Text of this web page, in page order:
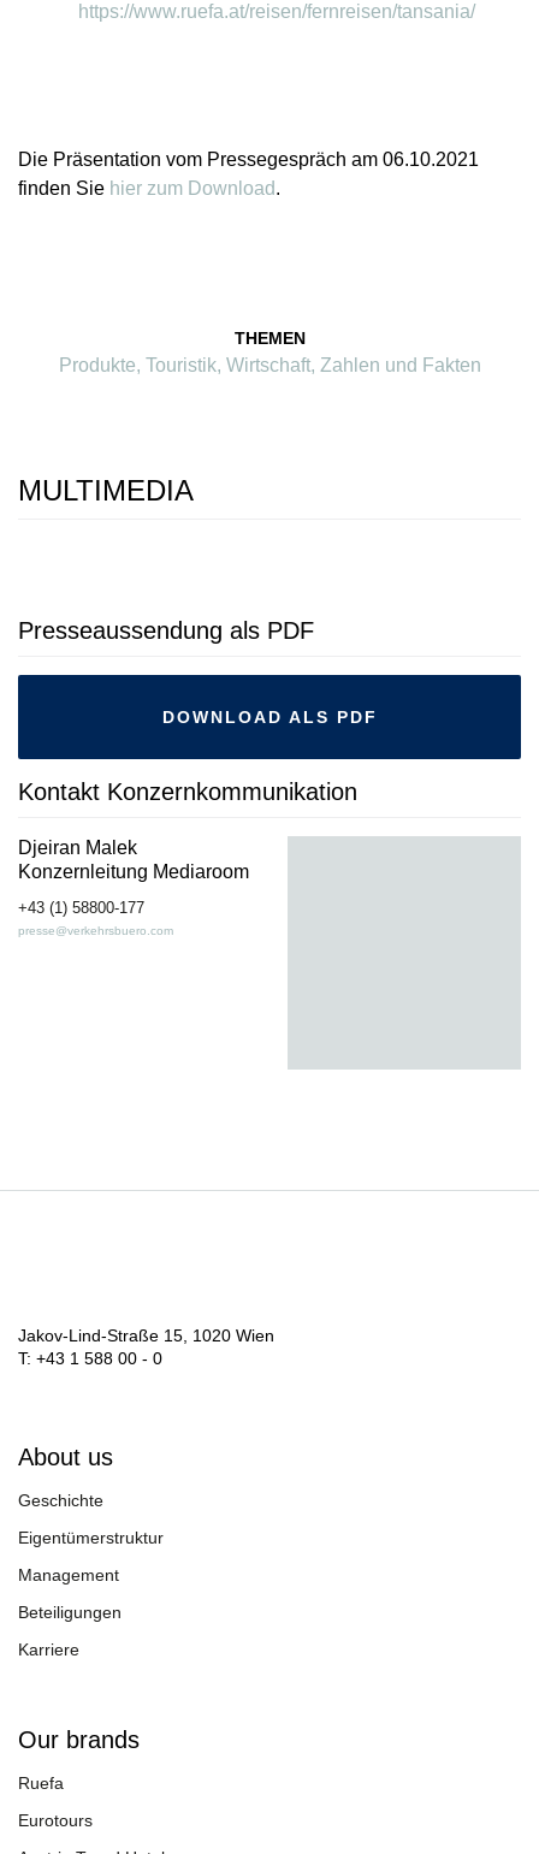
https://www.ruefa.at/reisen/fernreisen/tansania/
Die Präsentation vom Pressegespräch am 06.10.2021
finden Sie hier zum Download.
THEMEN
Produkte, Touristik, Wirtschaft, Zahlen und Fakten
MULTIMEDIA
Presseaussendung als PDF
DOWNLOAD ALS PDF
Kontakt Konzernkommunikation
Djeiran Malek
Konzernleitung Mediaroom
+43 (1) 58800-177
presse@verkehrsbuero.com
Jakov-Lind-Straße 15, 1020 Wien
T: +43 1 588 00 - 0
About us
Geschichte
Eigentümerstruktur
Management
Beteiligungen
Karriere
Our brands
Ruefa
Eurotours